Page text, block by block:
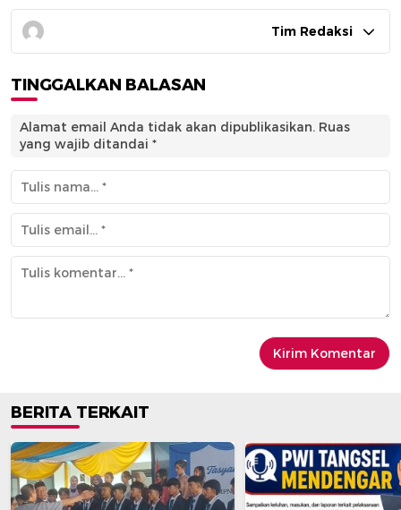
Tim Redaksi
TINGGALKAN BALASAN
Alamat email Anda tidak akan dipublikasikan. Ruas
yang wajib ditandai *
BERITA TERKAIT